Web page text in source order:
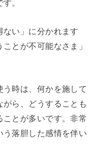
。
い」に分かれます
とが不可能なさま」
う時は、何かを施して
ら、どうすることも
とが多いです。非常
う落胆した感情を伴い